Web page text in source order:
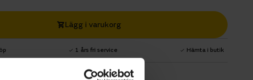
Lägg i varukorg
1 års fri service Hämta i butik